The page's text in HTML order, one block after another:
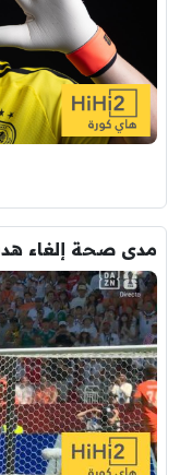
مدى صحة إلغاء هدف